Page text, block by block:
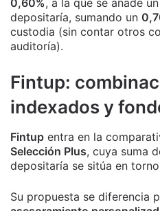
depositaría, sumando un
custodia (sin contar otros
auditoría).
Fintup:
indexados y
Fintup entra en la
Selección Plus, cuya suma
depositaría se sitúa en
Su propuesta se diferencia